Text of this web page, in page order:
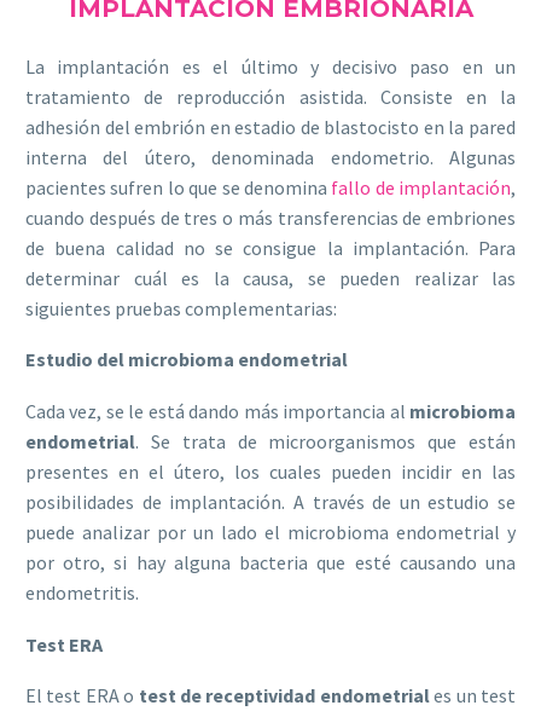
IMPLANTACIÓN EMBRIONARIA
La implantación es el último y decisivo paso en un
tratamiento de reproducción asistida. Consiste en la
adhesión del embrión en estadio de blastocisto en la pared
interna del útero, denominada endometrio. Algunas
pacientes sufren lo que se denomina fallo de implantación,
cuando después de tres o más transferencias de embriones
de buena calidad no se consigue la implantación. Para
determinar cuál es la causa, se pueden realizar las
siguientes pruebas complementarias:
Estudio del microbioma endometrial
Cada vez, se le está dando más importancia al microbioma
endometrial. Se trata de microorganismos que están
presentes en el útero, los cuales pueden incidir en las
posibilidades de implantación. A través de un estudio se
puede analizar por un lado el microbioma endometrial y
por otro, si hay alguna bacteria que esté causando una
endometritis.
Test ERA
El test ERA o test de receptividad endometriales un test